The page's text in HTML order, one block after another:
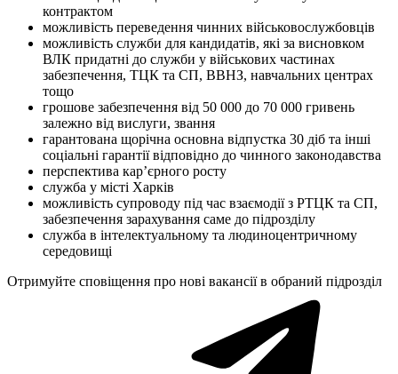
контрактом
можливість переведення чинних військовослужбовців
можливість служби для кандидатів, які за висновком
ВЛК придатні до служби у військових частинах
забезпечення, ТЦК та СП, ВВНЗ, навчальних центрах
тощо
грошове забезпечення від 50 000 до 70 000 гривень
залежно від вислуги, звання
гарантована щорічна основна відпустка 30 діб та інші
соціальні гарантії відповідно до чинного законодавства
перспектива кар’єрного росту
служба у місті Харків
можливість супроводу під час взаємодії з РТЦК та СП,
забезпечення зарахування саме до підрозділу
служба в інтелектуальному та людиноцентричному
середовищі
Отримуйте сповіщення про нові вакансії в обраний підрозділ